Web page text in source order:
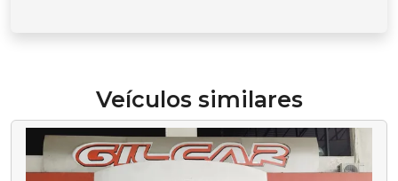
Veículos similares